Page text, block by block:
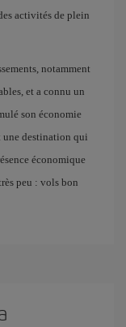
activités de plein
notamment
et a connu un
son économie
destination qui
économique
peu : vols bon